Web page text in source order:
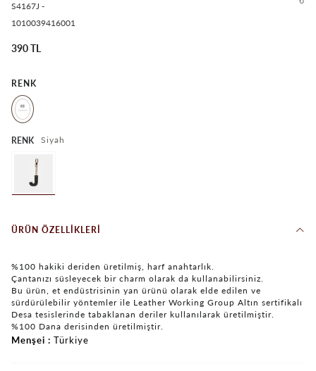
S4167J -
1010039416001
390 TL
RENK
RENK Siyah
ÜRÜN ÖZELLIKLERI
%100 hakiki deriden üretilmiş, harf anahtarlık.
Çantanızı süsleyecek bir charm olarak da kullanabilirsiniz.
Bu ürün, et endüstrisinin yan ürünü olarak elde edilen ve
sürdürülebilir yöntemler ile Leather Working Group Altın sertifikalı
Desa tesislerinde tabaklanan deriler kullanılarak üretilmiştir.
%100 Dana derisinden üretilmiştir.
Menşei Türkiye